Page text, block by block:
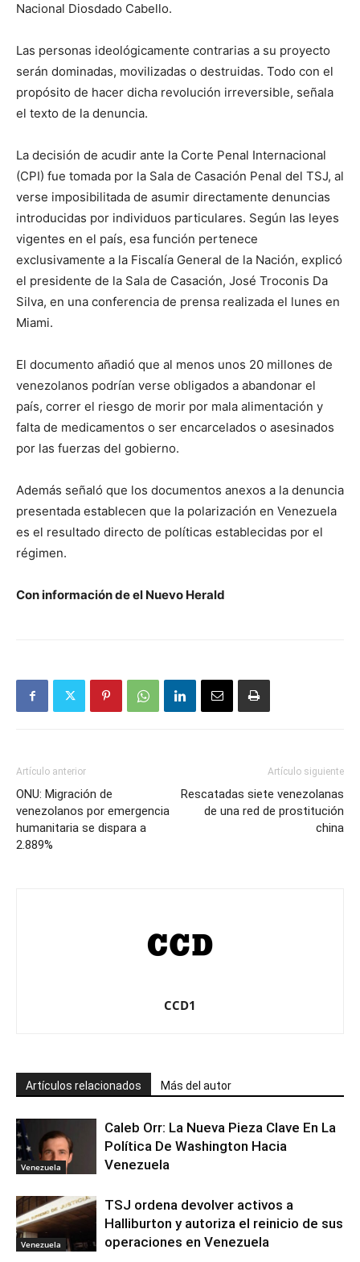
Nacional Diosdado Cabello.
Las personas ideológicamente contrarias a su proyecto
serán dominadas, movilizadas o destruidas. Todo con el
propósito de hacer dicha revolución irreversible, señala
el texto de la denuncia.
La decisión de acudir ante la Corte Penal Internacional
(CPI) fue tomada por la Sala de Casación Penal del TSJ, al
verse imposibilitada de asumir directamente denuncias
introducidas por individuos particulares. Según las leyes
vigentes en el país, esa función pertenece
exclusivamente a la Fiscalía General de la Nación, explicó
el presidente de la Sala de Casación, José Troconis Da
Silva, en una conferencia de prensa realizada el lunes en
Miami.
El documento añadió que al menos unos 20 millones de
venezolanos podrían verse obligados a abandonar el
país, correr el riesgo de morir por mala alimentación y
falta de medicamentos o ser encarcelados o asesinados
por las fuerzas del gobierno.
Además señaló que los documentos anexos a la denuncia
presentada establecen que la polarización en Venezuela
es el resultado directo de políticas establecidas por el
régimen.
Con información de el Nuevo Herald
Artículo anterior
ONU: Migración de
venezolanos por emergencia
humanitaria se dispara a
2.889%
Artículo siguiente
Rescatadas siete venezolanas
de una red de prostitución
china
CCD1
Artículos relacionados Más del autor
Venezuela
Caleb Orr: La Nueva Pieza Clave En La
Política De Washington Hacia
Venezuela
Venezuela
TSJ ordena devolver activos a
Halliburton y autoriza el reinicio de sus
operaciones en Venezuela